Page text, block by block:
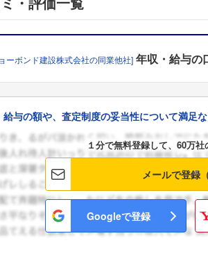
ーボンド建設株式会社の同業他社] 年収・給与の
給与の額や、査定制度の妥当性について満足
１分で無料登録して、60万社
メールで登録
Googleで登録